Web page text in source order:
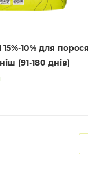
10% для
(91-180 днів)